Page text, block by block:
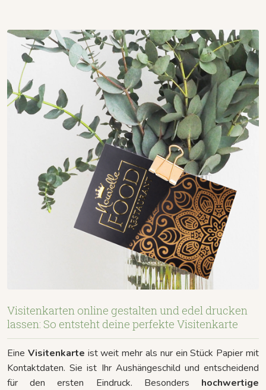
Visitenkarten online gestalten und edel drucken
lassen: So entsteht deine perfekte Visitenkarte
Eine Visitenkarte ist weit mehr als nur ein Stück Papier mit
Kontaktdaten. Sie ist Ihr Aushängeschild und entscheidend
für den ersten Eindruck. Besonders hochwertige